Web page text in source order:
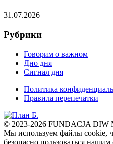
31.07.2026
Рубрики
Говорим о важном
Дно дня
Сигнал дня
Политика
Правила перепечатки
© 2023-2026 FUNDACJA DIW
Мы используем файлы cookie,
безопасно пользоваться